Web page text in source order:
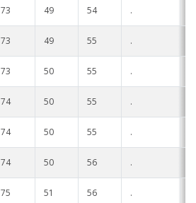
73 49 54 .
73 49 55 .
73 50 55 .
74 50 55 .
74 50 55 .
74 50 56 .
75 51 56 .